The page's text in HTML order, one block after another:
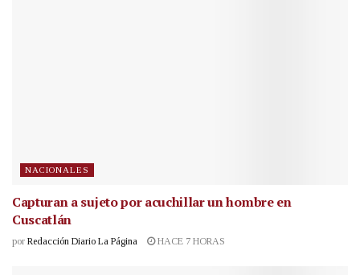
NACIONALES
Capturan a sujeto por acuchillar un hombre en
Cuscatlán
por Redacción Diario La Página HACE 7 HORAS